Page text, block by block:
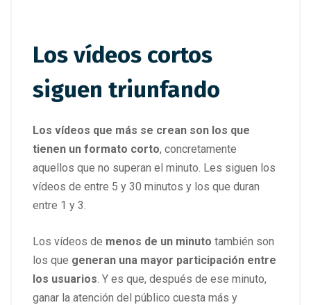
Los vídeos cortos
siguen triunfando
Los vídeos que más se crean son los que
tienen un formato corto, concretamente
aquellos que no superan el minuto. Les siguen los
vídeos de entre 5 y 30 minutos y los que duran
entre 1 y 3.
Los vídeos de menos de un minuto también son
los que generan una mayor participación entre
los usuarios. Y es que, después de ese minuto,
ganar la atención del público cuesta más y